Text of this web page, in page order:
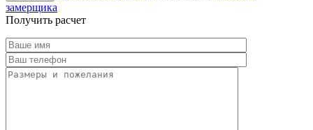
замерщика
Получить расчет